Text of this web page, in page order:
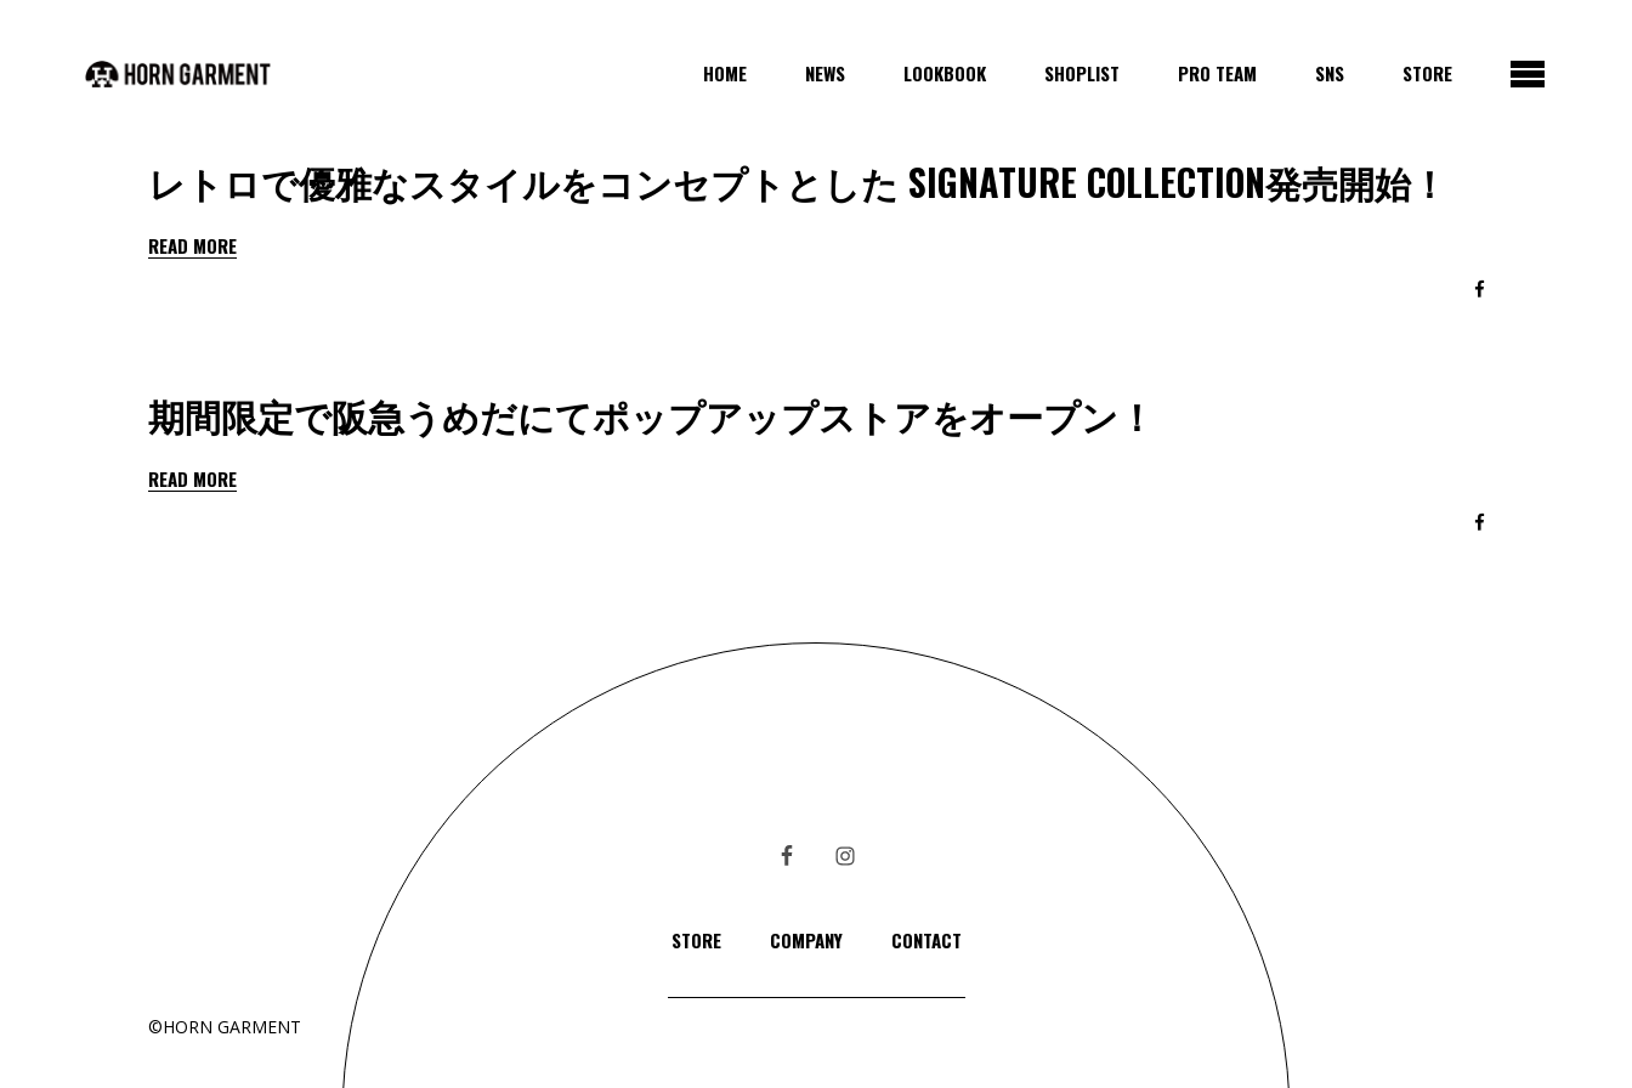
HOME NEWS LOOKBOOK SHOPLIST PRO TEAM SNS STORE
レトロで優雅なスタイルをコンセプトとした SIGNATURE COLLECTION発売開始！
READ MORE
期間限定で阪急うめだにてポップアップストアをオープン！
READ MORE
STORE COMPANY CONTACT
©HORN GARMENT